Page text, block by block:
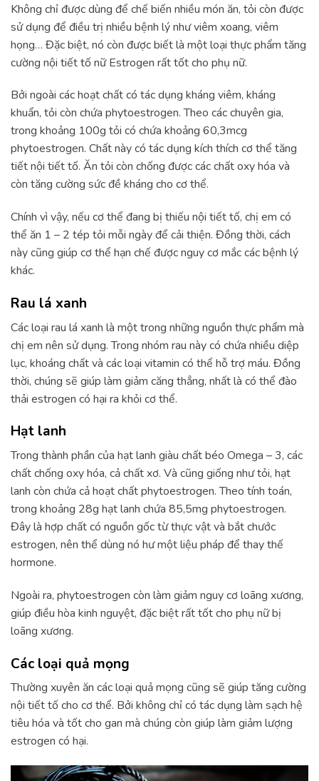
Không chỉ được dùng để chế biến nhiều món ăn, tỏi còn được
sử dụng để điều trị nhiều bệnh lý như viêm xoang, viêm
họng… Đặc biệt, nó còn được biết là một loại thực phẩm tăng
cường nội tiết tố nữ Estrogen rất tốt cho phụ nữ.
Bởi ngoài các hoạt chất có tác dụng kháng viêm, kháng
khuẩn, tỏi còn chứa phytoestrogen. Theo các chuyên gia,
trong khoảng 100g tỏi có chứa khoảng 60,3mcg
phytoestrogen. Chất này có tác dụng kích thích cơ thể tăng
tiết nội tiết tố. Ăn tỏi còn chống được các chất oxy hóa và
còn tăng cường sức đề kháng cho cơ thể.
Chính vì vậy, nếu cơ thể đang bị thiếu nội tiết tố, chị em có
thể ăn 1 – 2 tép tỏi mỗi ngày để cải thiện. Đồng thời, cách
này cũng giúp cơ thể hạn chế được nguy cơ mắc các bệnh lý
khác.
Rau lá xanh
Các loại rau lá xanh là một trong những nguồn thực phẩm mà
chị em nên sử dụng. Trong nhóm rau này có chứa nhiều diệp
lục, khoáng chất và các loại vitamin có thể hỗ trợ máu. Đồng
thời, chúng sẽ giúp làm giảm căng thẳng, nhất là có thể đào
thải estrogen có hại ra khỏi cơ thể.
Hạt lanh
Trong thành phần của hạt lanh giàu chất béo Omega – 3, các
chất chống oxy hóa, cả chất xơ. Và cũng giống như tỏi, hạt
lanh còn chứa cả hoạt chất phytoestrogen. Theo tính toán,
trong khoảng 28g hạt lanh chứa 85,5mg phytoestrogen.
Đây là hợp chất có nguồn gốc từ thực vật và bắt chước
estrogen, nên thể dùng nó hư một liệu pháp để thay thế
hormone.
Ngoài ra, phytoestrogen còn làm giảm nguy cơ loãng xương,
giúp điều hòa kinh nguyệt, đặc biệt rất tốt cho phụ nữ bị
loãng xương.
Các loại quả mọng
Thường xuyên ăn các loại quả mọng cũng sẽ giúp tăng cường
nội tiết tố cho cơ thể. Bởi không chỉ có tác dụng làm sạch hệ
tiêu hóa và tốt cho gan mà chúng còn giúp làm giảm lượng
estrogen có hại.